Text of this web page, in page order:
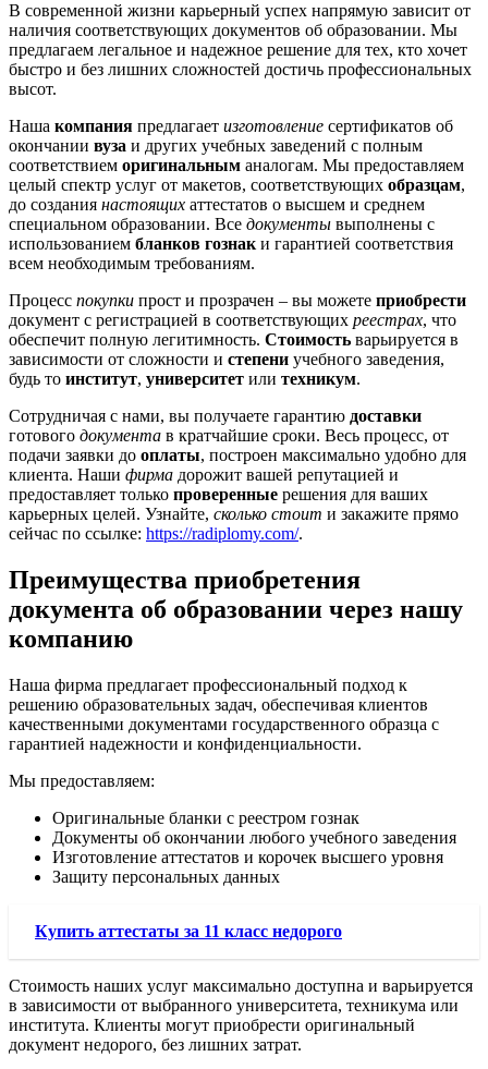
В современной жизни карьерный успех напрямую зависит от
наличия соответствующих документов об образовании. Мы
предлагаем легальное и надежное решение для тех, кто хочет
быстро и без лишних сложностей достичь профессиональных
высот.
Наша компания предлагает изготовление сертификатов об
окончании вуза и других учебных заведений с полным
соответствием оригинальным аналогам. Мы предоставляем
целый спектр услуг от макетов, соответствующих образцам,
до создания настоящих аттестатов о высшем и среднем
специальном образовании. Все документы выполнены с
использованием бланков гознак и гарантией соответствия
всем необходимым требованиям.
Процесс покупки прост и прозрачен – вы можете приобрести
документ с регистрацией в соответствующих реестрах, что
обеспечит полную легитимность. Стоимость варьируется в
зависимости от сложности и степени учебного заведения,
будь то институт, университет или техникум.
Сотрудничая с нами, вы получаете гарантию доставки
готового документа в кратчайшие сроки. Весь процесс, от
подачи заявки до оплаты, построен максимально удобно для
клиента. Наши фирма дорожит вашей репутацией и
предоставляет только проверенные решения для ваших
карьерных целей. Узнайте, сколько стоит и закажите прямо
сейчас по ссылке: https://radiplomy.com/.
Преимущества приобретения
документа об образовании через нашу
компанию
Наша фирма предлагает профессиональный подход к
решению образовательных задач, обеспечивая клиентов
качественными документами государственного образца с
гарантией надежности и конфиденциальности.
Мы предоставляем:
Оригинальные бланки с реестром гознак
Документы об окончании любого учебного заведения
Изготовление аттестатов и корочек высшего уровня
Защиту персональных данных
Купить аттестаты за 11 класс недорого
Стоимость наших услуг максимально доступна и варьируется
в зависимости от выбранного университета, техникума или
института. Клиенты могут приобрести оригинальный
документ недорого, без лишних затрат.